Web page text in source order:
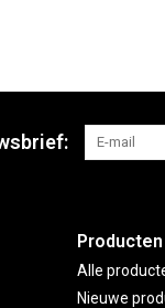
Producten
Alle
Nieuwe